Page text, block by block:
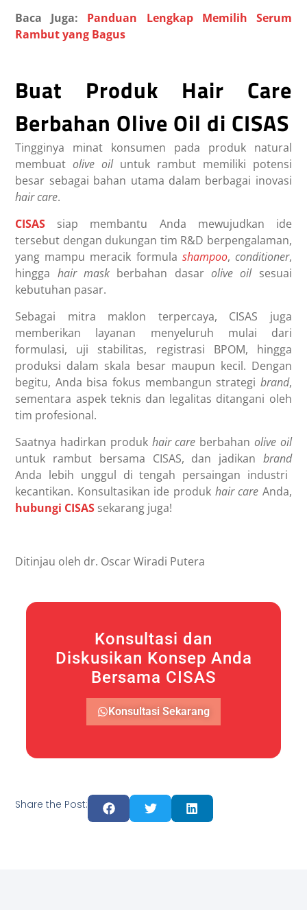
Baca Juga: Panduan Lengkap Memilih Serum
Rambut yang Bagus
Buat Produk Hair Care
Berbahan Olive Oil di CISAS
Tingginya minat konsumen pada produk natural
membuat olive oil untuk rambut memiliki potensi
besar sebagai bahan utama dalam berbagai inovasi
hair care.
CISAS siap membantu Anda mewujudkan ide
tersebut dengan dukungan tim R&D berpengalaman,
yang mampu meracik formula shampoo, conditioner,
hingga hair mask berbahan dasar olive oilsesuai
kebutuhan pasar.
Sebagai mitra maklon terpercaya, CISAS juga
memberikan layanan menyeluruh mulai dari
formulasi, uji stabilitas, registrasi BPOM, hingga
produksi dalam skala besar maupun kecil. Dengan
begitu, Anda bisa fokus membangun strategi brand,
sementara aspek teknis dan legalitas ditangani oleh
tim profesional.
Saatnya hadirkan produk hair care berbahan olive oil
untuk rambut bersama CISAS, dan jadikan brand
Anda lebih unggul di tengah persaingan industri
kecantikan. Konsultasikan ide produk hair care Anda,
hubungi CISAS sekarang juga!
Ditinjau oleh dr. Oscar Wiradi Putera
Konsultasi dan
Diskusikan Konsep Anda
Bersama CISAS
Konsultasi Sekarang
Share the Post: